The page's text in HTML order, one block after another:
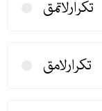
تكرارلاتمق
تكرارلامق